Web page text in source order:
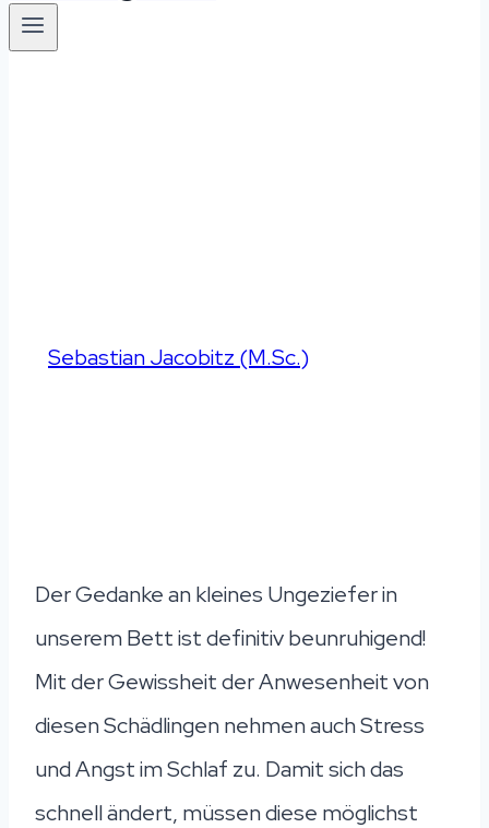
Sebastian Jacobitz (M.Sc.)
Der Gedanke an kleines Ungeziefer in
unserem Bett ist definitiv beunruhigend!
Mit der Gewissheit der Anwesenheit von
diesen Schädlingen nehmen auch Stress
und Angst im Schlaf zu. Damit sich das
schnell ändert, müssen diese möglichst